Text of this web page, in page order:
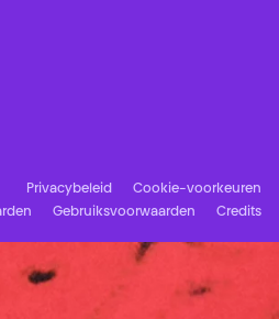
Privacybeleid
Cookie-voorkeuren
Gebruiksvoorwaarden Credits